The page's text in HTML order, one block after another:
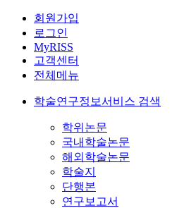
회원가입
로그인
MyRISS
고객센터
전체메뉴
학술연구정보서비스 검색
학위논문
국내학술논문
해외학술논문
학술지
단행본
연구보고서